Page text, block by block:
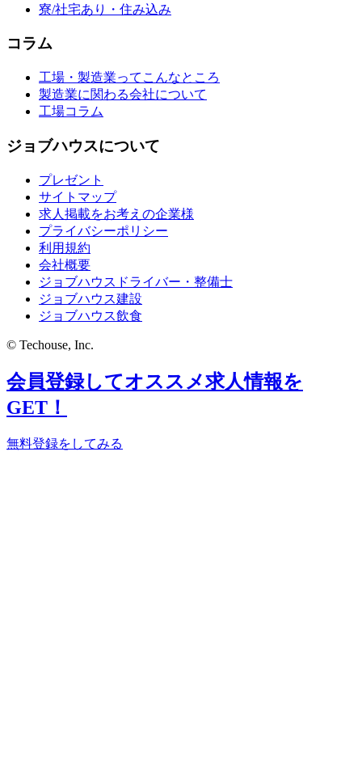
寮/社宅あり・住み込み
コラム
工場・製造業ってこんなところ
製造業に関わる会社について
工場コラム
ジョブハウスについて
プレゼント
サイトマップ
求人掲載をお考えの企業様
プライバシーポリシー
利用規約
会社概要
ジョブハウスドライバー・整備士
ジョブハウス建設
ジョブハウス飲食
© Techouse, Inc.
会員登録してオススメ求人情報を
GET！
無料登録をしてみる